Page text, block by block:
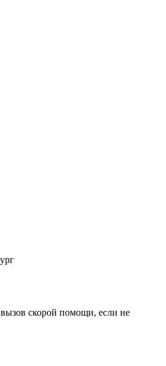
скорой помощи, если не